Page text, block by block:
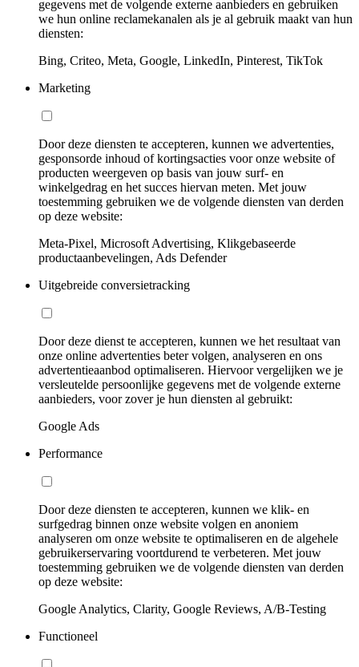
gegevens met de volgende externe aanbieders en gebruiken
we hun online reclamekanalen als je al gebruik maakt van hun
diensten:
Bing, Criteo, Meta, Google, LinkedIn, Pinterest, TikTok
Marketing
Door deze diensten te accepteren, kunnen we advertenties,
gesponsorde inhoud of kortingsacties voor onze website of
producten weergeven op basis van jouw surf- en
winkelgedrag en het succes hiervan meten. Met jouw
toestemming gebruiken we de volgende diensten van derden
op deze website:
Meta-Pixel, Microsoft Advertising, Klikgebaseerde
productaanbevelingen, Ads Defender
Uitgebreide conversietracking
Door deze dienst te accepteren, kunnen we het resultaat van
onze online advertenties beter volgen, analyseren en ons
advertentieaanbod optimaliseren. Hiervoor vergelijken we je
versleutelde persoonlijke gegevens met de volgende externe
aanbieders, voor zover je hun diensten al gebruikt:
Google Ads
Performance
Door deze diensten te accepteren, kunnen we klik- en
surfgedrag binnen onze website volgen en anoniem
analyseren om onze website te optimaliseren en de algehele
gebruikerservaring voortdurend te verbeteren. Met jouw
toestemming gebruiken we de volgende diensten van derden
op deze website:
Google Analytics, Clarity, Google Reviews, A/B-Testing
Functioneel